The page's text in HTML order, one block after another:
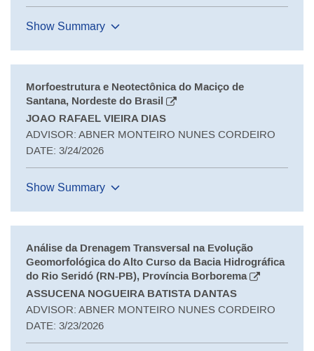
Show Summary
Morfoestrutura e Neotectônica do Maciço de
Santana, Nordeste do Brasil
JOAO RAFAEL VIEIRA DIAS
ADVISOR: ABNER MONTEIRO NUNES CORDEIRO
DATE: 3/24/2026
Show Summary
Análise da Drenagem Transversal na Evolução
Geomorfológica do Alto Curso da Bacia Hidrográfica
do Rio Seridó (RN-PB), Província Borborema
ASSUCENA NOGUEIRA BATISTA DANTAS
ADVISOR: ABNER MONTEIRO NUNES CORDEIRO
DATE: 3/23/2026